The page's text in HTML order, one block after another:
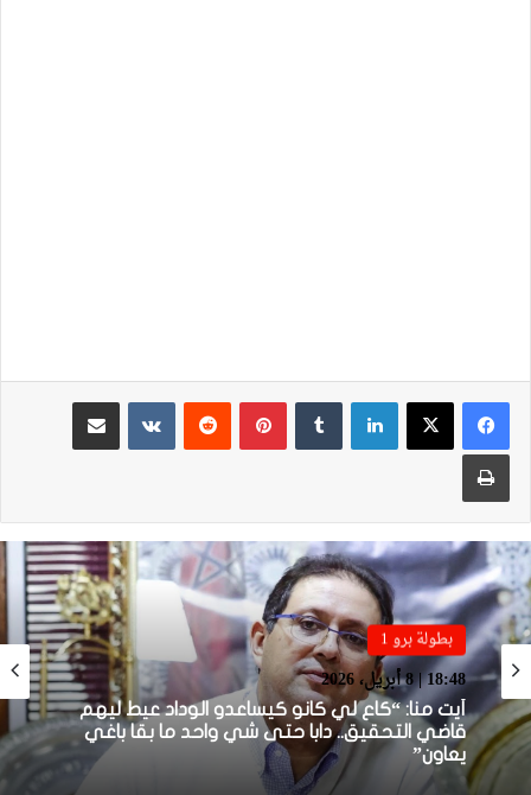
لينكدإن بينتيريست
مشاركة عبر البريد
طباعة
بطولة برو 1
18:48 | 8 أبريل، 2026
بطولة برو 1
22:23 | 6 أبريل، 2026
توالي النتائج السلبية يلاحق الوداد الرياضي بعد
تعادل جديد أمام الدفاع الحسني الجديدي